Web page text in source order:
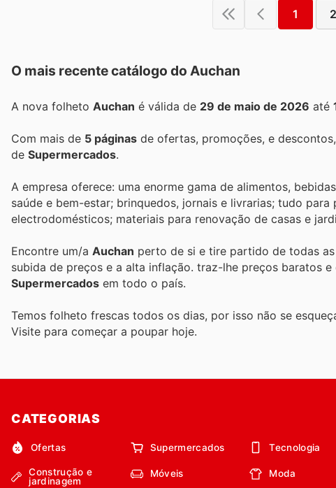
1 2
O mais recente catálogo do Auchan
A nova folheto Auchan é válida de 29 de maio de 2026 até
Com mais de 5 páginas de ofertas, promoções, e
de Supermercados.
A empresa oferece: uma enorme gama de alimentos,
saúde e bem-estar; brinquedos, jornais e livrarias; tudo
electrodomésticos; materiais para renovação de casas e
Encontre um/a Auchan perto de si e tire partido de todas
subida de preços e a alta inflação. traz-lhe preços baratos e
Supermercados em todo o país.
Temos folheto frescas todos os dias, por isso não se
Visite para começar a poupar hoje.
CATEGORIAS
Ofertas Supermercados Tecnologia
Construção e
jardinagem
Móveis Moda